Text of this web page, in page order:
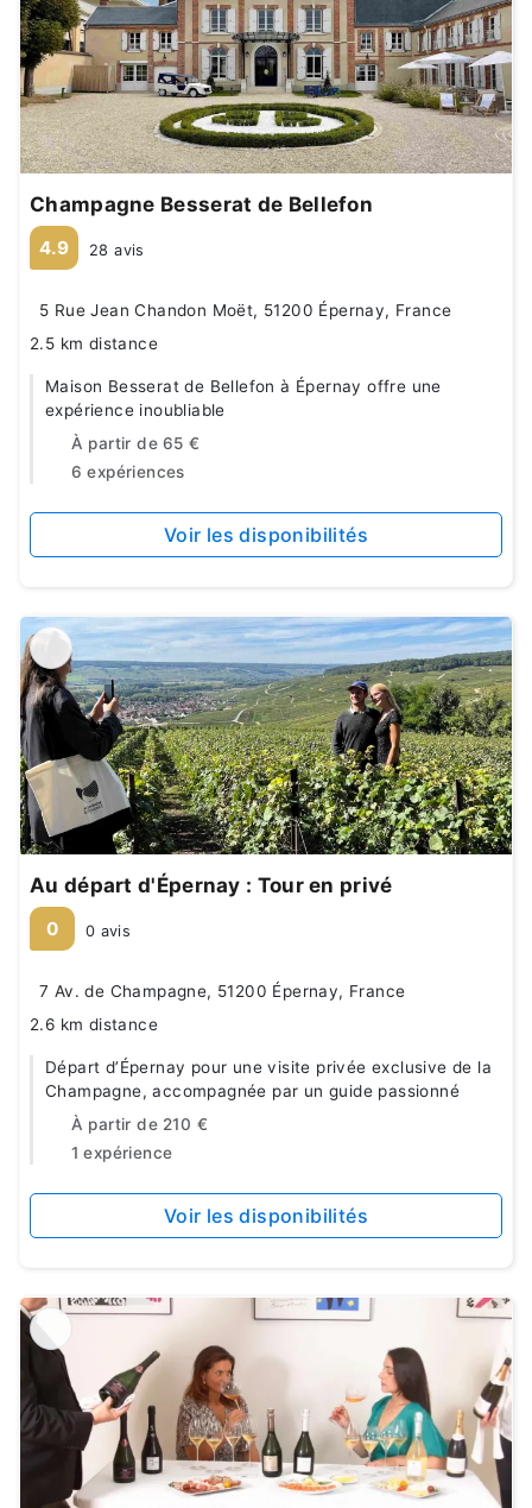
Champagne Besserat de Bellefon
4.9 28 avis
5 Rue Jean Chandon Moët, 51200 Épernay, France
2.5 km distance
Maison Besserat de Bellefon à Épernay offre une
expérience inoubliable
À partir de 65 €
6 expériences
Voir les disponibilités
Au départ d'Épernay : Tour en privé
0 0 avis
7 Av. de Champagne, 51200 Épernay, France
2.6 km distance
Départ d’Épernay pour une visite privée exclusive de la
Champagne, accompagnée par un guide passionné
À partir de 210 €
1 expérience
Voir les disponibilités